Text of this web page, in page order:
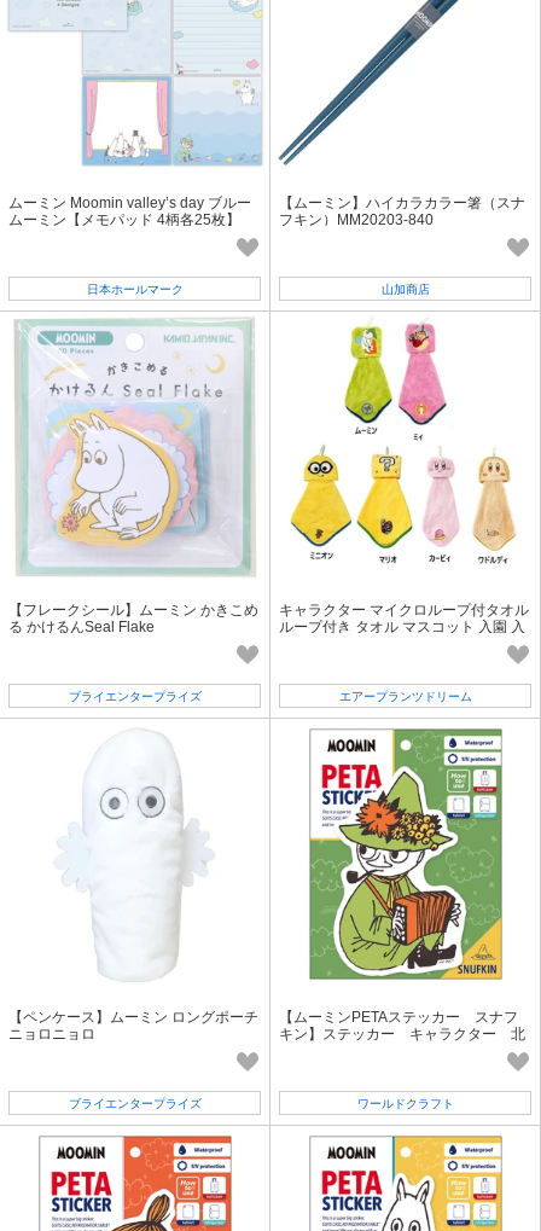
ムーミン Moomin valley’s day ブルー
ムーミン【メモパッド 4柄各25枚】
日本ホールマーク
【ムーミン】ハイカラカラー箸（スナ
フキン）MM20203-840
山加商店
【フレークシール】ムーミン かきこめ
る かけるんSeal Flake
ブライエンタープライズ
キャラクター マイクロループ付タオル
ループ付き タオル マスコット 入園 入
エアープランツドリーム
【ペンケース】ムーミン ロングポーチ
ニョロニョロ
ブライエンタープライズ
【ムーミンPETAステッカー スナフ
キン】ステッカー キャラクター 北
ワールドクラフト